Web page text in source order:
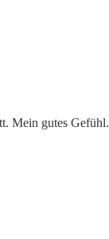
Mein gutes Gefühl.